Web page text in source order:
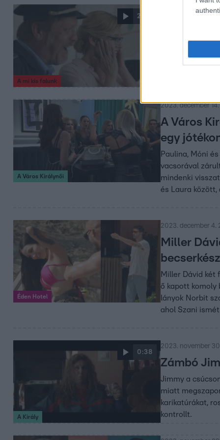
2:04
A mi kis falunk
2024. január 27.
„Ezt nem
Lengyel
pedig nem
kizökkent,
A Város Királynői
2023. december
A Város
egy
Paulina, Móni
vacsorával
mindenki
és Laura
Éden Hotel
2023. december 4.
Miller
Miller Dávid két
ő kapott komoly
lányok Norbit
ahol Szani
0:38
A Király
2023. november
Zámbó
Jimmy a
miatt
karikatúrákat,
kontrollt.